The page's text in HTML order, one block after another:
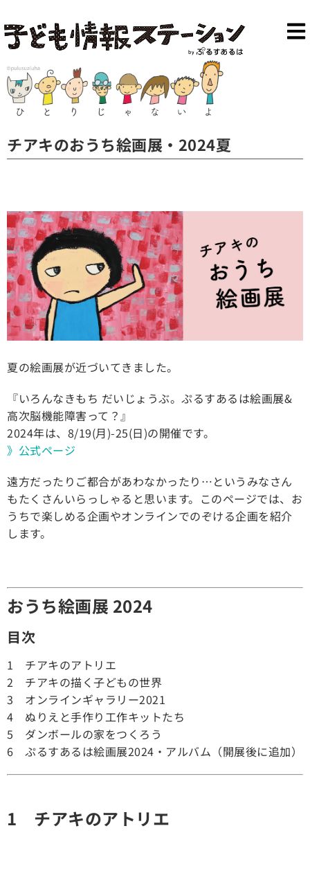
チアキのおうち絵画展・2024夏
夏の絵画展が近づいてきました。
『いろんなきもち だいじょうぶ。ぷるすあるは絵画展&
高次脳機能障害って？』
2024年は、8/19(月)-25(日)の開催です。
》公式ページ
遠方だったりご都合があわなかったり…というみなさん
もたくさんいらっしゃると思います。このページでは、お
うちで楽しめる企画やオンラインでのぞける企画を紹介
します。
おうち絵画展 2024
目次
1 チアキのアトリエ
2 チアキの描く子どもの世界
3 オンラインギャラリー2021
4 ぬりえと手作り工作キットたち
5 ダンボールの家をつくろう
6 ぷるすあるは絵画展2024・アルバム（開展後に追加）
1 チアキのアトリエ